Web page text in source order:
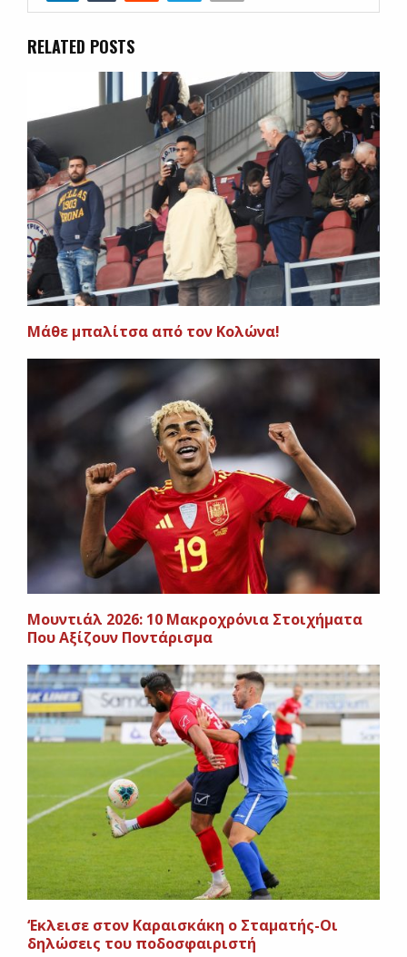
RELATED POSTS
Μάθε μπαλίτσα από τον Κολώνα!
Μουντιάλ 2026: 10 Μακροχρόνια Στοιχήματα
Που Αξίζουν Ποντάρισμα
‘Εκλεισε στον Καραισκάκη ο Σταματής-Οι
δηλώσεις του ποδοσφαιριστή